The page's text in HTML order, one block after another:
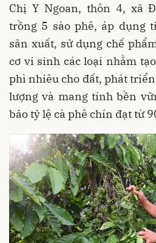
Chị Y Ngoan, thôn 4, xã
trồng 5 sào phê, áp dụng
sản xuất, sử dụng chế
cơ vi sinh các loại nhằm
phì nhiêu cho đất, phát
lượng và mang tính bền
bảo tỷ lệ cà phê chín đạt từ